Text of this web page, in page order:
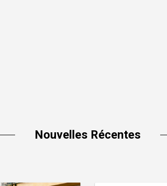
Nouvelles Récentes